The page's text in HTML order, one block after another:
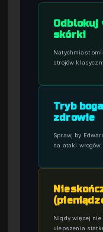
skórki
Natychmiast
strojów
Tryb
zdrowie
Spraw, by
na ataki wrogów.
Nigdy więcej
ulepszenia